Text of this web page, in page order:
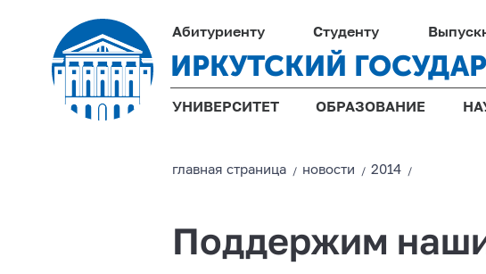
Абитуриенту Студенту
ИРКУТСКИЙ
УНИВЕРСИТЕТ ОБРАЗОВАНИЕ
главная страницa / новости /2014 /
Поддержим